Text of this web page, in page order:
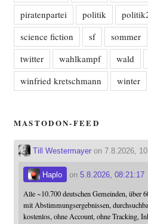
piratenpartei
politik
science fiction
sf sommer
twitter
wahlkampf wald
winfried kretschmann
winter
MASTODON-FEED
Till Westermayeron 7.8.2026,
Haplo on 5.8.2026, 08:21:17
Alle ~10.700 deutschen Gemeinden, über
mit Abstimmungsergebnissen,
kostenlos, ohne Account, ohne Tracking,